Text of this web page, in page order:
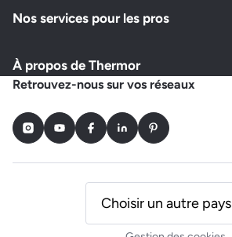
Nos services pour les pros
À propos de Thermor
Retrouvez-nous sur vos réseaux
InstagramYoutubeFacebookLinkedInPinterest
Choisir un autre pays